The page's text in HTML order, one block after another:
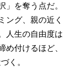
を奪う点だ。
ング、親の近く
人生の自由度は
付けるほど、
く。